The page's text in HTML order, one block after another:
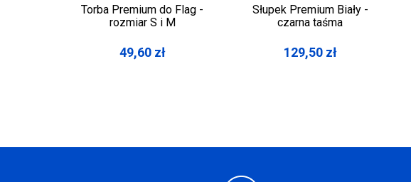
Torba Premium do Flag -
rozmiar S i M
49,60 zł
Słupek Premium Biały -
czarna taśma
129,50 zł